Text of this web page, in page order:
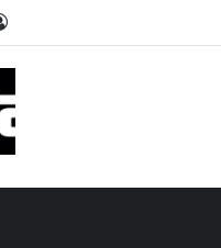
Accedi